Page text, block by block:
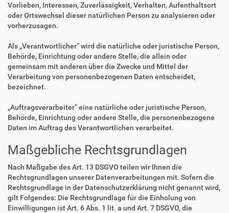
Vorlieben, Interessen, Zuverlässigkeit, Verhalten, Aufenthaltsort
oder Ortswechsel dieser natürlichen Person zu analysieren oder
vorherzusagen.
Als „Verantwortlicher“ wird die natürliche oder juristische Person,
Behörde, Einrichtung oder andere Stelle, die allein oder
gemeinsam mit anderen über die Zwecke und Mittel der
Verarbeitung von personenbezogenen Daten entscheidet,
bezeichnet.
„Auftragsverarbeiter“ eine natürliche oder juristische Person,
Behörde, Einrichtung oder andere Stelle, die personenbezogene
Daten im Auftrag des Verantwortlichen verarbeitet.
Maßgebliche Rechtsgrundlagen
Nach Maßgabe des Art. 13 DSGVO teilen wir Ihnen die
Rechtsgrundlagen unserer Datenverarbeitungen mit. Sofern die
Rechtsgrundlage in der Datenschutzerklärung nicht genannt wird,
gilt Folgendes: Die Rechtsgrundlage für die Einholung von
Einwilligungen ist Art. 6 Abs. 1 lit. a und Art. 7 DSGVO, die